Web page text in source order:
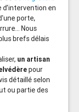
d’intervention en
porte,
Nous
brefs délais
un artisan
pour
détaillé selon
ou partie des